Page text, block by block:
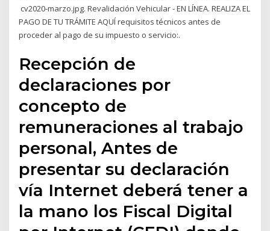
​​ cv2020-marzo.jpg. Revalidación Vehicular - EN LÍNEA. REALIZA EL
PAGO DE TU TRÁMITE AQUÍ requisitos técnicos antes de
proceder al pago de su impuesto o servicio:.
Recepción de
declaraciones por
concepto de
remuneraciones al trabajo
personal, Antes de
presentar su declaración
vía Internet deberá tener a
la mano los Fiscal Digital